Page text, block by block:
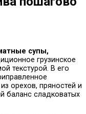
супы,
грузинское
текстурой. В его
орехов, пряностей и
баланс сладковатых